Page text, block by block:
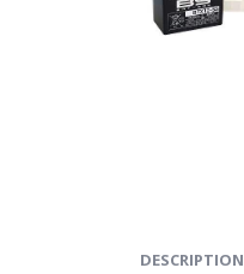
DESCRIPTION